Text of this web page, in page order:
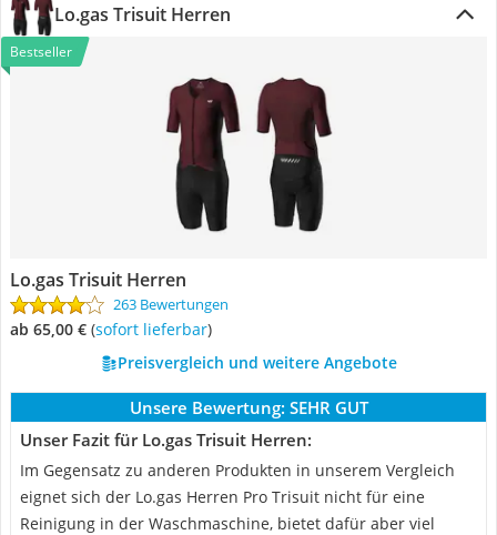
Lo.gas Trisuit Herren
Bestseller
Lo.gas Trisuit Herren
263 Bewertungen
ab 65,00 € ( Sofort lieferbar)
Preisvergleich und weitere Angebote
Unsere Bewertung: SEHR GUT
Unser Fazit für Lo.gas Trisuit Herren:
Im Gegensatz zu anderen Produkten in unserem Vergleich
eignet sich der Lo.gas Herren Pro Trisuit nicht für eine
Reinigung in der Waschmaschine, bietet dafür aber viel